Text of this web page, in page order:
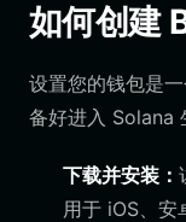
如何创建
设置您的钱包是
备好进入 Solana
下载并安装：
用于 iOS、安